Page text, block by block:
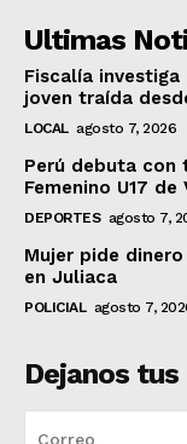
Ultimas
Fiscalía
joven traída
LOCAL agosto 7, 2026
Perú debuta con
Femenino U17 de
DEPORTES agosto 7,
Mujer pide
en Juliaca
POLICIAL agosto 7,
Dejanos